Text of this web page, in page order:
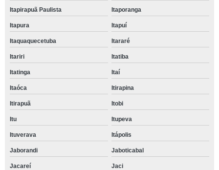
Itapirapuã Paulista Itaporanga
Itapura Itapuí
Itaquaquecetuba Itararé
Itariri Itatiba
Itatinga Itaí
Itaóca Itirapina
Itirapuã Itobi
Itu Itupeva
Ituverava Itápolis
Jaborandi Jaboticabal
Jacareí Jaci